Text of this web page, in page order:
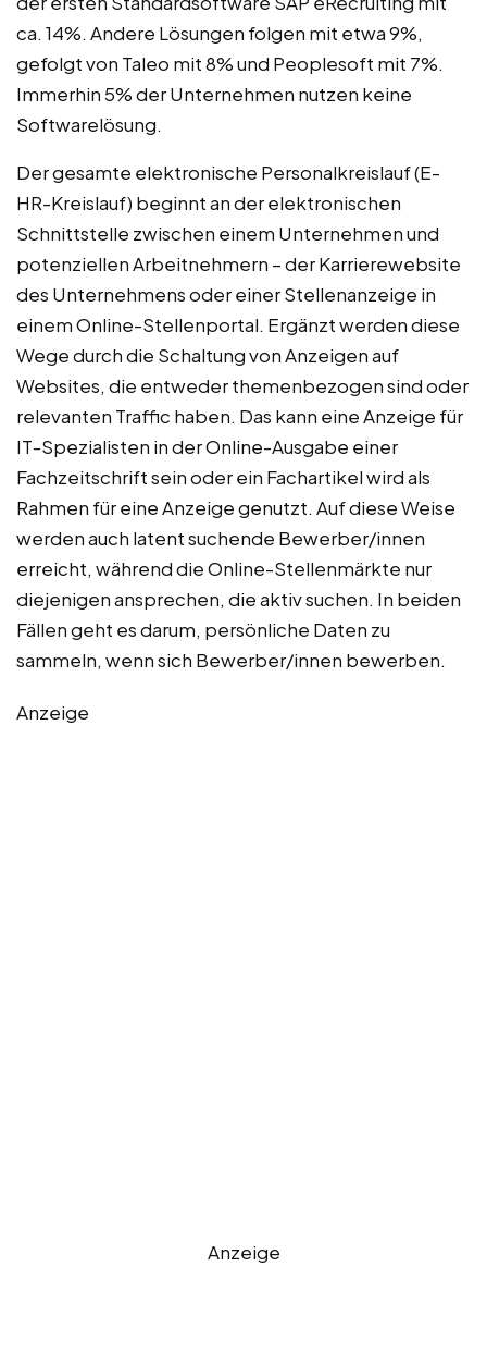
ca. 14%. Andere Lösungen folgen mit etwa 9%,
gefolgt von Taleo mit 8% und Peoplesoft mit 7%.
Immerhin 5% der Unternehmen nutzen keine
Softwarelösung.
Der gesamte elektronische Personalkreislauf (E-
HR-Kreislauf) beginnt an der elektronischen
Schnittstelle zwischen einem Unternehmen und
potenziellen Arbeitnehmern – der Karrierewebsite
des Unternehmens oder einer Stellenanzeige in
einem Online-Stellenportal. Ergänzt werden diese
Wege durch die Schaltung von Anzeigen auf
Websites, die entweder themenbezogen sind oder
relevanten Traffic haben. Das kann eine Anzeige für
IT-Spezialisten in der Online-Ausgabe einer
Fachzeitschrift sein oder ein Fachartikel wird als
Rahmen für eine Anzeige genutzt. Auf diese Weise
werden auch latent suchende Bewerber/innen
erreicht, während die Online-Stellenmärkte nur
diejenigen ansprechen, die aktiv suchen. In beiden
Fällen geht es darum, persönliche Daten zu
sammeln, wenn sich Bewerber/innen bewerben.
Anzeige
Anzeige